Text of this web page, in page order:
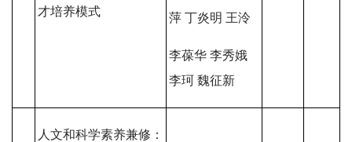
才培养模式
萍 丁炎明 王泠
李葆华 李秀娥
李珂 魏征新
人文和科学素养兼修：